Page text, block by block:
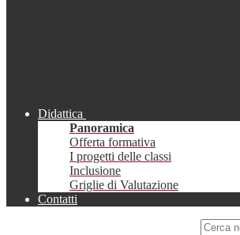
Didattica
Panoramica
Offerta formativa
I progetti delle classi
Inclusione
Griglie di Valutazione
Contatti